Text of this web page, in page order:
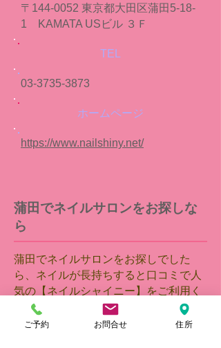
〒144-0052 東京都大田区蒲田5-18-
1 KAMATA USビル ３Ｆ
TEL
03-3735-3873
ホームページ
https://www.nailshiny.net/
蒲田でネイルサロンをお探しな
ら
蒲田でネイルサロンをお探しでした
ら、ネイルが長持ちすると口コミで人
気の【ネイルシャイニー】をご利用く
ださい。自爪に優しいカルジェルを使
用している【ネイルシャイニー】は、
ご予約 お問合せ 住所